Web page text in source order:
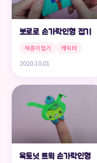
뽀로로 손가락인형 접기
색종이접기 캐릭터
2020.10.01
옥토넛 트윅 손가락인형